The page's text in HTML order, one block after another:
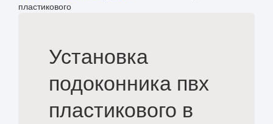
пластикового
Установка
подоконника пвх
пластикового в